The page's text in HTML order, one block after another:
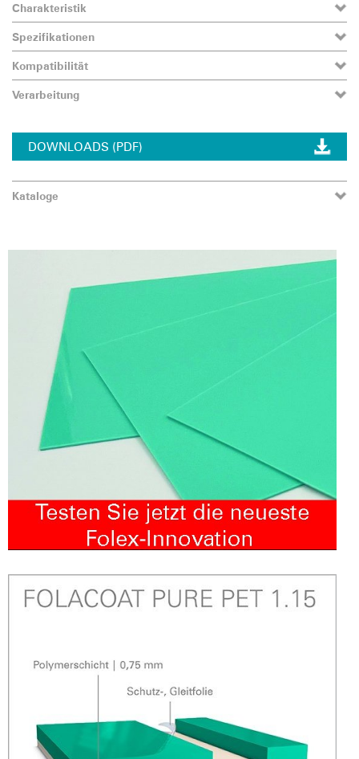
Charakteristik
Spezifikationen
Kompatibilität
Verarbeitung
DOWNLOADS (PDF)
Kataloge